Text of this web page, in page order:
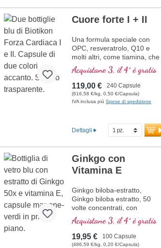
Cuore forte I + II
Una formula speciale con
OPC, resveratrolo, Q10 e
molti altri, come tiamina, che
contribuisce alla normale
funzione cardiaca. (Formula 1
e Formula 2)
Acquistane 3, il 4° è gratis
119,00 € 240 Capsule
(616,58 €/kg, 0,50 €/Capsula)
IVA inclusa piùSpese di spedizione
Dettagli
Ginkgo con
Vitamina E
Ginkgo biloba-estratto,
Ginkgo biloba estratto, 50
volte concentrati, con
vitamina E naturale, acetil
carnitina estratto di Açaí
Acquistane 3, il 4° è gratis
19,95 € 100 Capsule
(486,59 €/kg, 0,20 €/Capsula)